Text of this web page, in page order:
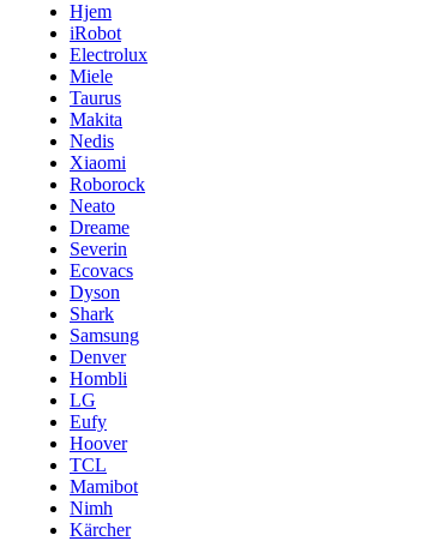
Hjem
iRobot
Electrolux
Miele
Taurus
Makita
Nedis
Xiaomi
Roborock
Neato
Dreame
Severin
Ecovacs
Dyson
Shark
Samsung
Denver
Hombli
LG
Eufy
Hoover
TCL
Mamibot
Nimh
Kärcher